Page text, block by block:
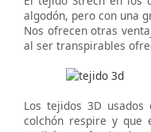
algodón, pero con una
Nos ofrecen otras
al ser transpirables
Los tejidos 3D
colchón respire y